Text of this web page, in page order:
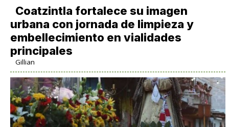
Coatzintla fortalece su imagen
urbana con jornada de limpieza y
embellecimiento en vialidades
principales
Gillian